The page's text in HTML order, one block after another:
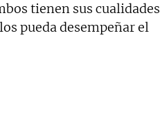
tienen sus cualidades
pueda desempeñar el